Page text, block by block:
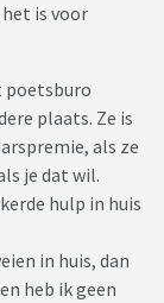
is voor
poetsburo
plaats. Ze is
als ze
je dat wil.
hulp in huis
in huis, dan
heb ik geen